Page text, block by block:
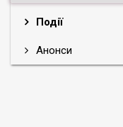
Події
Анонси